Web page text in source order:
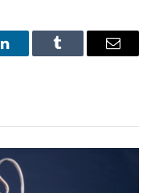
LinkedInTumblr Email